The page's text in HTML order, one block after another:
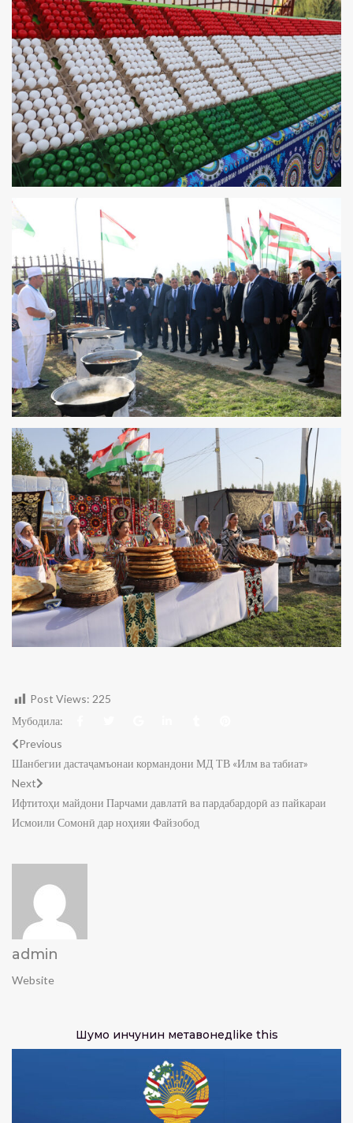
Post Views: 225
Мубодила:
Previous
Шанбегии дастаҷамъонаи кормандони МД ТВ «Илм ва табиат»
Next
Ифтитоҳи майдони Парчами давлатӣ ва пардабардорӣ аз пайкараи
Исмоили Сомонӣ дар ноҳияи Файзобод
admin
Website
Шумо инчунин метавонед like this